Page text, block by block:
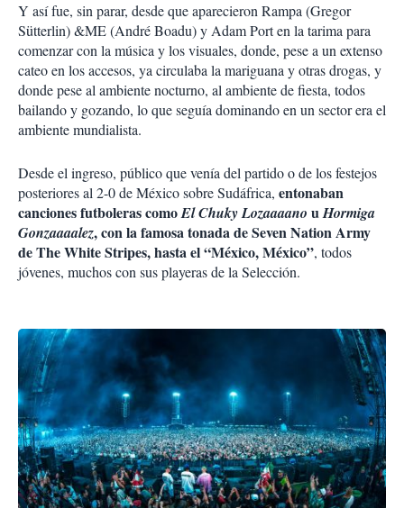
Y así fue, sin parar, desde que aparecieron Rampa (Gregor
Sütterlin) &ME (André Boadu) y Adam Port en la tarima para
comenzar con la música y los visuales, donde, pese a un extenso
cateo en los accesos, ya circulaba la mariguana y otras drogas, y
donde pese al ambiente nocturno, al ambiente de fiesta, todos
bailando y gozando, lo que seguía dominando en un sector era el
ambiente mundialista.
Desde el ingreso, público que venía del partido o de los festejos
posteriores al 2-0 de México sobre Sudáfrica, entonaban
canciones futboleras comoEl Chuky Lozaaaano uHormiga
Gonzaaaalez, con la famosa tonada de Seven Nation Army
de The White Stripes, hasta el “México, México”, todos
jóvenes, muchos con sus playeras de la Selección.